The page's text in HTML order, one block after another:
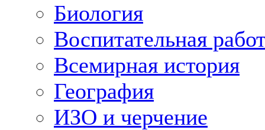
Биология
Воспитательная
Всемирная история
География
ИЗО и черчение